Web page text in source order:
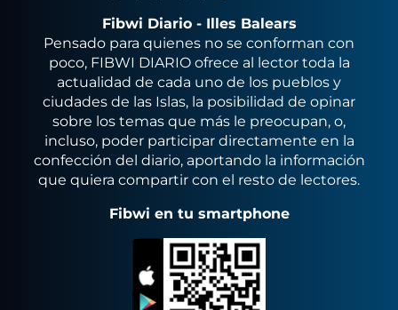
Fibwi Diario - Illes Balears
Pensado para quienes no se conforman con
poco, FIBWI DIARIO ofrece al lector toda la
actualidad de cada uno de los pueblos y
ciudades de las Islas, la posibilidad de opinar
sobre los temas que más le preocupan, o,
incluso, poder participar directamente en la
confección del diario, aportando la información
que quiera compartir con el resto de lectores.
Fibwi en tu smartphone